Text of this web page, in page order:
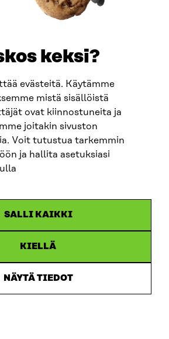
keksi?
evästeitä. Käytämme
mistä sisällöistä
ovat kiinnostuneita ja
joitakin sivuston
Voit tutustua tarkemmin
ja hallita asetuksiasi
SALLI KAIKKI
KIELLÄ
NÄYTÄ TIEDOT